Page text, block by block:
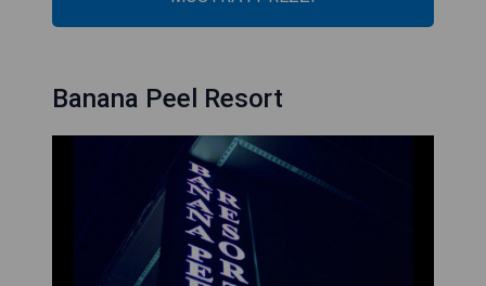
Banana Peel Resort